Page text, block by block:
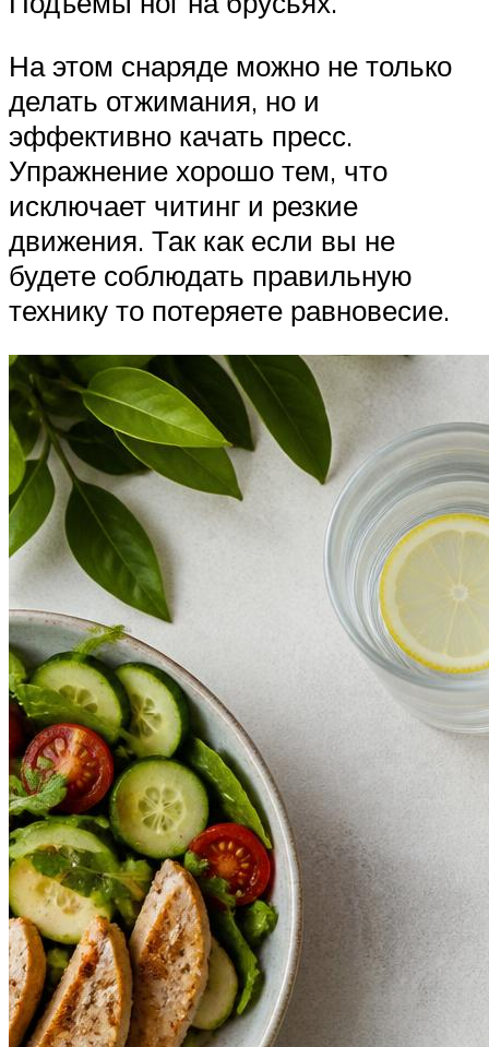
На этом снаряде можно не только
делать отжимания, но и
эффективно качать пресс.
Упражнение хорошо тем, что
исключает читинг и резкие
движения. Так как если вы не
будете соблюдать правильную
технику то потеряете равновесие.